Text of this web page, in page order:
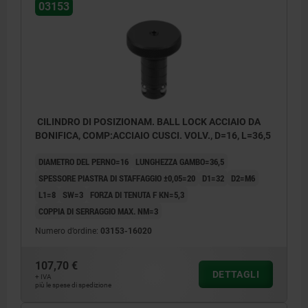
03153
CILINDRO DI POSIZIONAM. BALL LOCK ACCIAIO DA
BONIFICA, COMP:ACCIAIO CUSCI. VOLV., D=16, L=36,5
DIAMETRO DEL PERNO=16
LUNGHEZZA GAMBO=36,5
SPESSORE PIASTRA DI STAFFAGGIO ±0,05=20
D1=32
D2=M6
L1=8
SW=3
FORZA DI TENUTA F KN=5,3
COPPIA DI SERRAGGIO MAX. NM=3
Numero d’ordine: 03153-16020
107,70 €
+ IVA
più le spese di spedizione
DETTAGLI